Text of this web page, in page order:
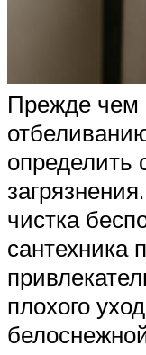
Прежде чем
определить
чистка
сантехника
плохого